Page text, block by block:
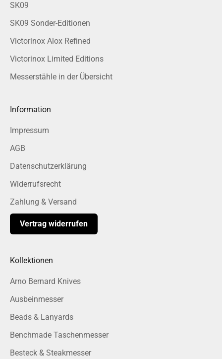
SK09
SK09 Sonder-Editionen
Victorinox Alox Refined
Victorinox Limited Editions
Messerstähle in der Übersicht
Information
Impressum
AGB
Datenschutzerklärung
Widerrufsrecht
Zahlung & Versand
Vertrag widerrufen
Kollektionen
Arno Bernard Knives
Ausbeinmesser
Beads & Lanyards
Benchmade Taschenmesser
Besteck & Steakmesser